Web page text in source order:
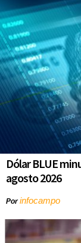
Dólar BLUE
agosto 2026
Porinfocampo